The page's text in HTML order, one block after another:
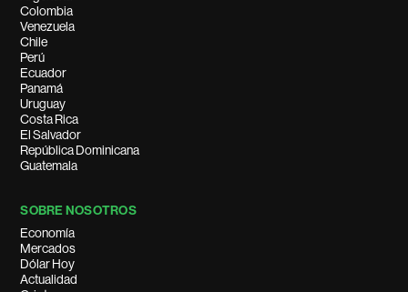
Colombia
Venezuela
Chile
Perú
Ecuador
Panamá
Uruguay
Costa Rica
El Salvador
República Dominicana
Guatemala
SOBRE NOSOTROS
Economía
Mercados
Dólar Hoy
Actualidad